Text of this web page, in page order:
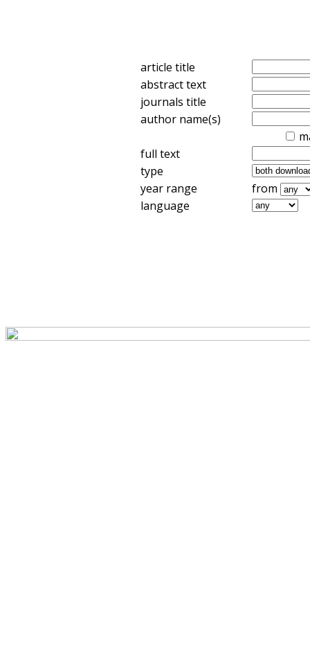
article title
abstract text
journals title
author name(s)
full text
type
year range
from
language